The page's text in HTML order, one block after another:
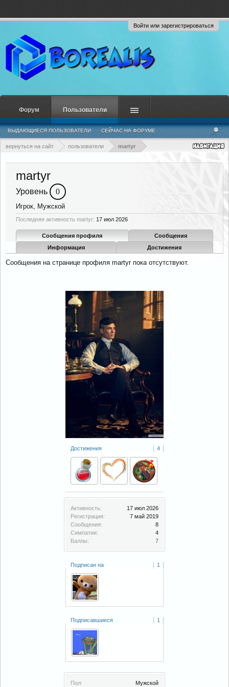
Войти или зарегистрироваться
вернуться на сайт пользователи martyr
Достижения 4
Активность:
17 июл 2026
Регистрация:
7 май 2019
Сообщения:
8
Симпатии:
4
Баллы:
7
Подписан на 1
Подписавшиеся 1
Пол: Мужской
martyr
Уровень 0
Игрок, Мужской
Последняя активность martyr: 17 июл 2026
Сообщения профиля
Сообщения
Информация
Достижения
Сообщения на странице профиля martyr пока отсутствуют.
Форум Пользователи
ВЫДАЮЩИЕСЯ ПОЛЬЗОВАТЕЛИ СЕЙЧАС НА ФОРУМЕ
НЕДАВНЯЯ АКТИВНОСТЬ НОВЫЕ СООБЩЕНИЯ ПРОФИЛЯ